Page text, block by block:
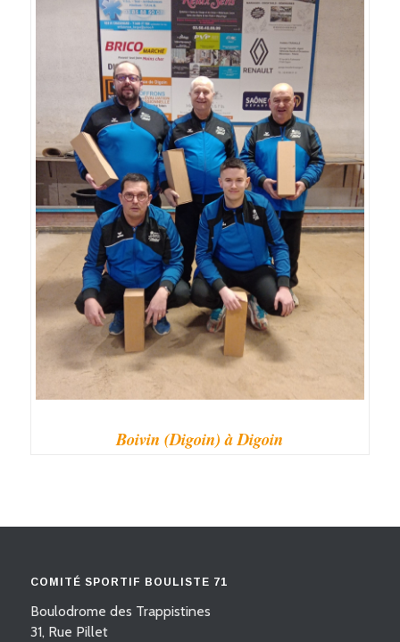
Boivin (Digoin) à Digoin
COMITÉ SPORTIF BOULISTE 71
Boulodrome des Trappistines
31, Rue Pillet